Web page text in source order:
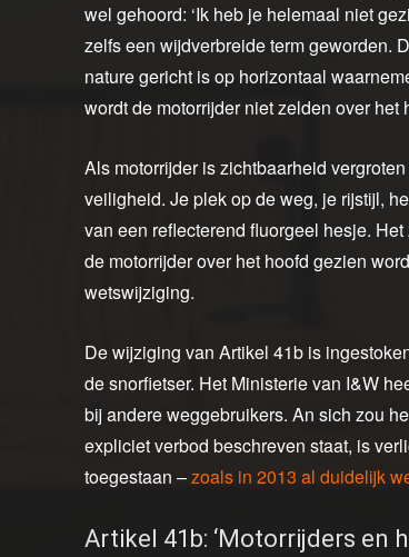
wel gehoord: ‘Ik heb je helemaal niet
zelfs een wijdverbreide term geworden.
nature gericht is op horizontaal
wordt de motorrijder niet zelden over het
Als motorrijder is zichtbaarheid
veiligheid. Je plek op de weg, je rijstijl,
van een reflecterend fluorgeel hesje.
de motorrijder over het hoofd gezien
wetswijziging.
De wijziging van Artikel 41b is
de snorfietser. Het Ministerie van I&W
bij andere weggebruikers. An sich zou
expliciet verbod beschreven staat, is
toegestaan –zoals in 2013 al duidelijk
Artikel 41b: ‘Motorrijders en